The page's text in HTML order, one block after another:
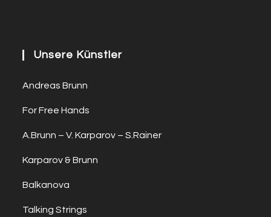
Unsere Künstler
Andreas Brunn
For Free Hands
A.Brunn – V. Karparov – S.Rainer
Karparov & Brunn
Balkanova
Talking Strings